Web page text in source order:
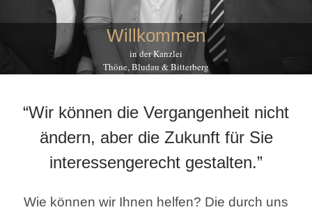
Willkommen
in der Kanzlei
Thöne, Bludau & Bitterberg
“Wir können die Vergangenheit nicht
ändern, aber die Zukunft für Sie
interessengerecht gestalten.”
Wie können wir Ihnen helfen? Die durch uns